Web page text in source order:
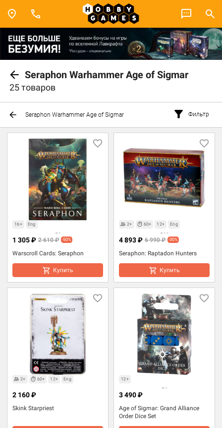
Seraphon Warhammer Age of Sigmar
25 товаров
Seraphon Warhammer Age of Sigmar Фильтр
16+ Eng
Warscroll Cards: Seraphon
1 305 ₽ 2 610 ₽ -50%
Купить
2+ 60+ 12+ Eng
Seraphon: Raptadon Hunters
4 893 ₽ 6 990 ₽ -30%
Купить
2+ 60+ 12+ Eng
Skink Starpriest
2 160 ₽
12+
Age of Sigmar: Grand Alliance
Order Dice Set
3 490 ₽